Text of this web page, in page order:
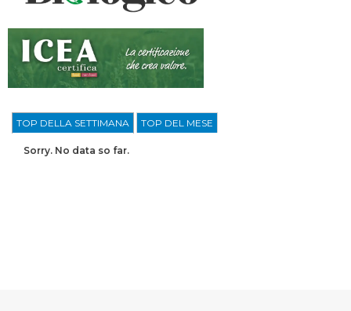
TOP DELLA SETTIMANA TOP DEL MESE
Sorry. No data so far.